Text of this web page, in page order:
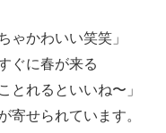
かわいい笑笑」
ぐに春が来る
とれるといいね〜」
寄せられています。